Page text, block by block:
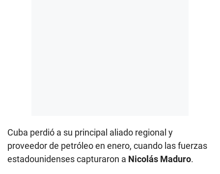
Cuba perdió a su principal aliado regional y
proveedor de petróleo en enero, cuando las fuerzas
estadounidenses capturaron a Nicolás Maduro.